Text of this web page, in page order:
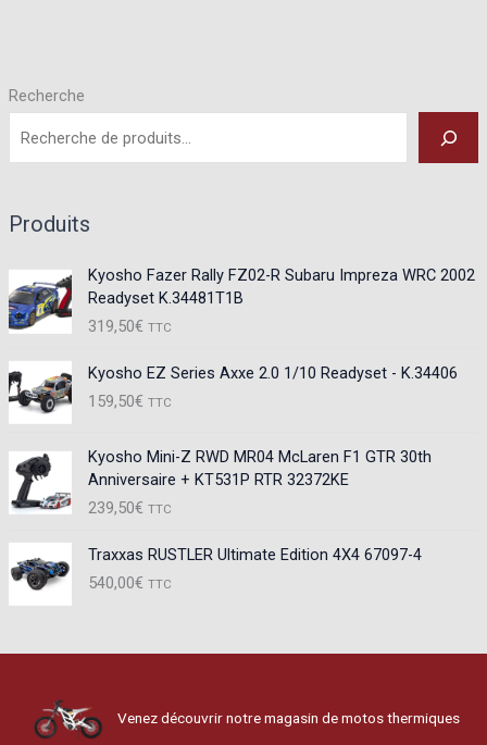
Recherche
Produits
Kyosho Fazer Rally FZ02-R Subaru Impreza WRC 2002
Readyset K.34481T1B
319,50€ TTC
Kyosho EZ Series Axxe 2.0 1/10 Readyset - K.34406
159,50€ TTC
Kyosho Mini-Z RWD MR04 McLaren F1 GTR 30th
Anniversaire + KT531P RTR 32372KE
239,50€ TTC
Traxxas RUSTLER Ultimate Edition 4X4 67097-4
540,00€ TTC
du
Venez découvrir notre magasin de motos thermiques